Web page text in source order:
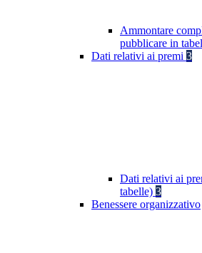
Ammontare
pubblicare in
Dati relativi ai premi 3
Dati relativi ai
tabelle) 3
Benessere organizzativo